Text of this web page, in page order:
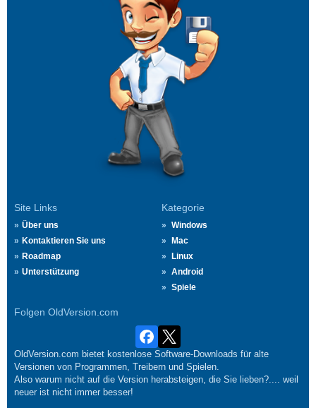
Site Links
Über uns
Kontaktieren Sie uns
Roadmap
Unterstützung
Kategorie
Windows
Mac
Linux
Android
Spiele
Folgen OldVersion.com
OldVersion.com bietet kostenlose Software-Downloads für alte
Versionen von Programmen, Treibern und Spielen.
Also warum nicht auf die Version herabsteigen, die Sie lieben?.... weil
neuer ist nicht immer besser!